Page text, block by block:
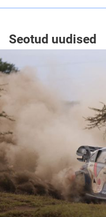
Seotud uudised